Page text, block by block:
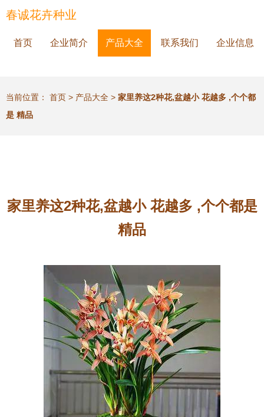
春诚花卉种业
首页 企业简介 产品大全 联系我们 企业信息
当前位置： 首页 > 产品大全 > 家里养这2种花,盆越小 花越多 ,个个都
是 精品
家里养这2种花,盆越小 花越多 ,个个都是
精品